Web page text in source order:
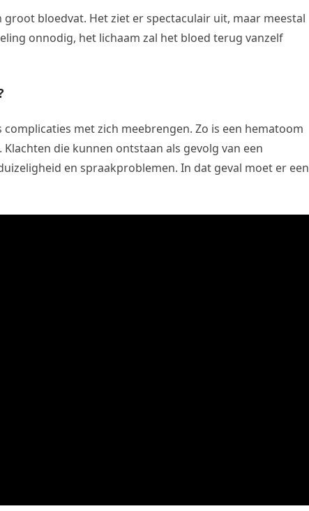
bloedvat. Het ziet er spectaculair uit, maar meestal
onnodig, het lichaam zal het bloed terug vanzelf
met zich meebrengen. Zo is een hematoom
die kunnen ontstaan als gevolg van een
en spraakproblemen. In dat geval moet er een